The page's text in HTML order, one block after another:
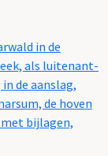
in de
als luitenant-
de aanslag,
de hoven
bijlagen,